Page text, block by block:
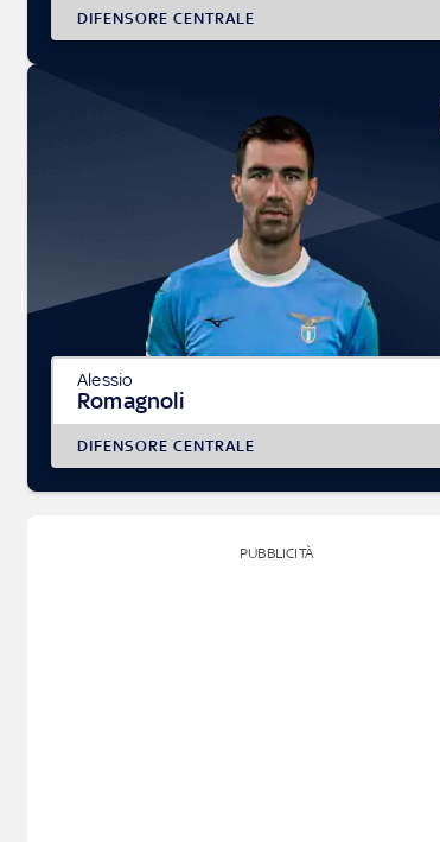
DIFENSORE CENTRALE
Alessio
Romagnoli
DIFENSORE CENTRALE
PUBBLICITÀ